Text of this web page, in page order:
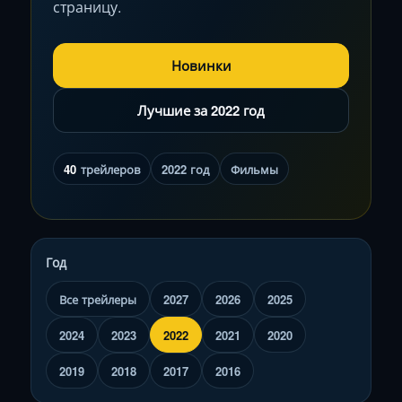
страницу.
Новинки
Лучшие за 2022 год
40 трейлеров 2022 год Фильмы
Год
Все трейлеры 2027 2026 2025
2024 2023 2022 2021 2020
2019 2018 2017 2016